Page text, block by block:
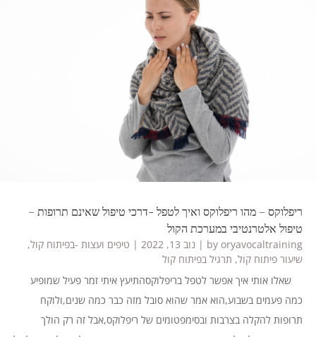
ריפלוקס – מהו ריפלוקס ואיך לטפל -דרכי טיפול שאינם תרופות –
טיפול אלטרנטיבי במערכת הקול
by oryavocaltraining
| נוב 13, 2022 | טיפים ועצות -בפיתוח קול,
שיעור פיתוח קול, תרגיל בפיתוח קול
שאלו אותי איך אפשר לטפל בריפלוקסהתיעץ איתי זמר פעיל שמופיע
כמה פעמים בשבוע,הוא אמר שהוא סובל מזה כבר כמה שנים,ולוקח
תרופות להקלה בצרבות ובסימפטומים של ריפלוקס,אבל זה רק הולך